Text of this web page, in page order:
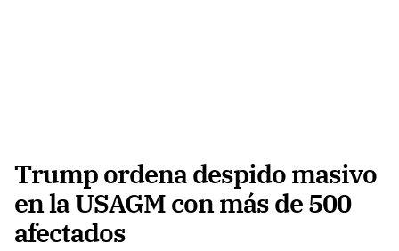
Trump ordena despido masivo
en la USAGM con más de 500
afectados